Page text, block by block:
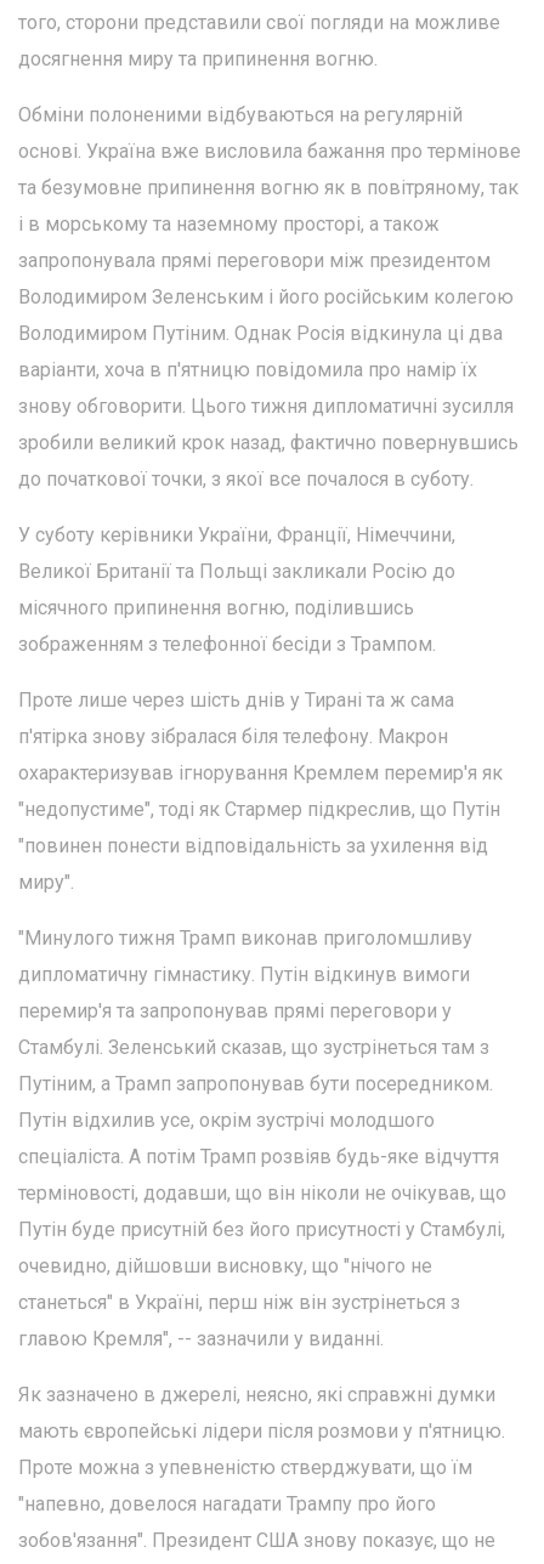
того, сторони представили свої погляди на можливе
досягнення миру та припинення вогню.
Обміни полоненими відбуваються на регулярній
основі. Україна вже висловила бажання про термінове
та безумовне припинення вогню як в повітряному, так
і в морському та наземному просторі, а також
запропонувала прямі переговори між президентом
Володимиром Зеленським і його російським колегою
Володимиром Путіним. Однак Росія відкинула ці два
варіанти, хоча в п'ятницю повідомила про намір їх
знову обговорити. Цього тижня дипломатичні зусилля
зробили великий крок назад, фактично повернувшись
до початкової точки, з якої все почалося в суботу.
У суботу керівники України, Франції, Німеччини,
Великої Британії та Польщі закликали Росію до
місячного припинення вогню, поділившись
зображенням з телефонної бесіди з Трампом.
Проте лише через шість днів у Тирані та ж сама
п'ятірка знову зібралася біля телефону. Макрон
охарактеризував ігнорування Кремлем перемир'я як
"недопустиме", тоді як Стармер підкреслив, що Путін
"повинен понести відповідальність за ухилення від
миру".
"Минулого тижня Трамп виконав приголомшливу
дипломатичну гімнастику. Путін відкинув вимоги
перемир'я та запропонував прямі переговори у
Стамбулі. Зеленський сказав, що зустрінеться там з
Путіним, а Трамп запропонував бути посередником.
Путін відхилив усе, окрім зустрічі молодшого
спеціаліста. А потім Трамп розвіяв будь-яке відчуття
терміновості, додавши, що він ніколи не очікував, що
Путін буде присутній без його присутності у Стамбулі,
очевидно, дійшовши висновку, що "нічого не
станеться" в Україні, перш ніж він зустрінеться з
главою Кремля", -- зазначили у виданні.
Як зазначено в джерелі, неясно, які справжні думки
мають європейські лідери після розмови у п'ятницю.
Проте можна з упевненістю стверджувати, що їм
"напевно, довелося нагадати Трампу про його
зобов'язання". Президент США знову показує, що не